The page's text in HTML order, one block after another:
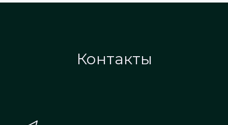
Контакты